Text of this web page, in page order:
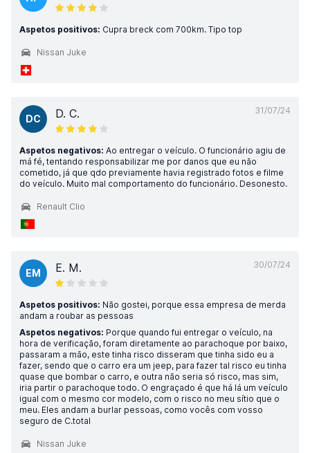
Aspetos positivos: Cupra breck com 700km. Tipo top
Nissan Juke
31/07/24
DC D. C.
Aspetos negativos: Ao entregar o veículo. O funcionário agiu de
má fé, tentando responsabilizar me por danos que eu não
cometido, já que qdo previamente havia registrado fotos e filme
do veículo. Muito mal comportamento do funcionário. Desonesto.
Renault Clio
30/07/24
EM E. M.
Aspetos positivos: Não gostei, porque essa empresa de merda
andam a roubar as pessoas
Aspetos negativos: Porque quando fui entregar o veículo, na
hora de verificação, foram diretamente ao parachoque por baixo,
passaram a mão, este tinha risco disseram que tinha sido eu a
fazer, sendo que o carro era um jeep, para fazer tal risco eu tinha
quase que bombar o carro, e outra não seria só risco, mas sim,
iria partir o parachoque todo. O engraçado é que há lá um veículo
igual com o mesmo cor modelo, com o risco no meu sítio que o
meu. Eles andam a burlar pessoas, como vocês com vosso
seguro de C.total
Nissan Juke